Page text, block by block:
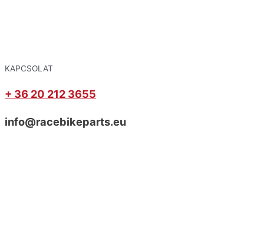
KAPCSOLAT
+ 36 20 212 3655
info@racebikeparts.eu